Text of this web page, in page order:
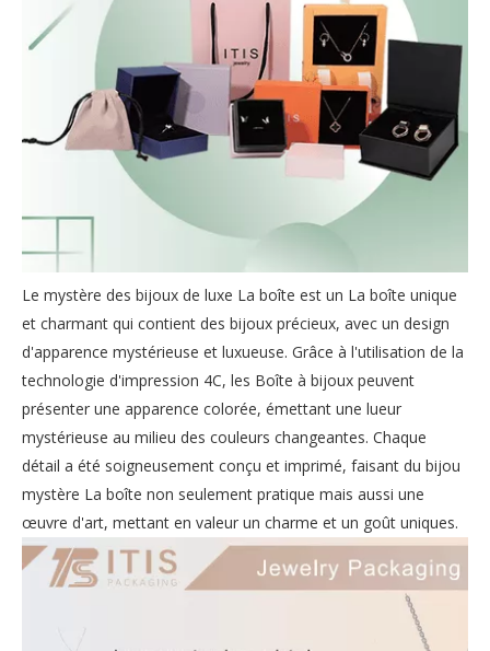
Le mystère des bijoux de luxe La boîte est un La boîte unique
et charmant qui contient des bijoux précieux, avec un design
d'apparence mystérieuse et luxueuse. Grâce à l'utilisation de la
technologie d'impression 4C, les Boîte à bijoux peuvent
présenter une apparence colorée, émettant une lueur
mystérieuse au milieu des couleurs changeantes. Chaque
détail a été soigneusement conçu et imprimé, faisant du bijou
mystère La boîte non seulement pratique mais aussi une
œuvre d'art, mettant en valeur un charme et un goût uniques.